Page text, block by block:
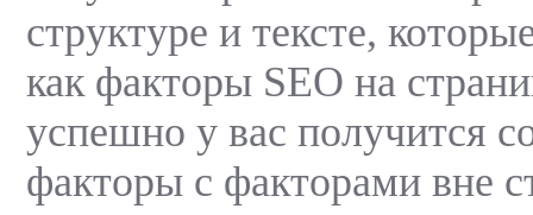
структуре и тексте,
как факторы SEO на
успешно у вас получится
факторы с факторами вне